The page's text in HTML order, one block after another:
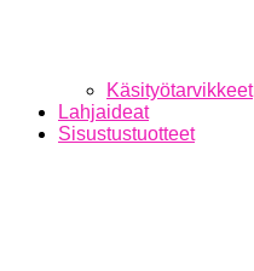
Käsityötarvikkeet
Lahjaideat
Sisustustuotteet